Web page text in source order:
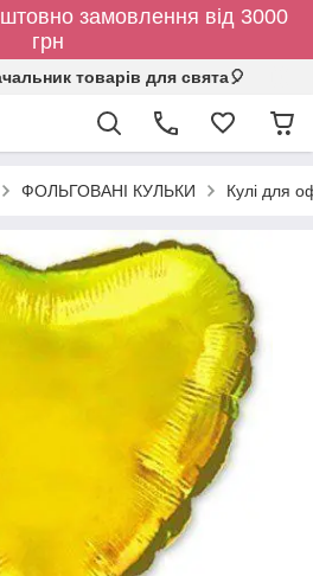
замовлення від 3000
грн
товарів для свята🎈
ФОЛЬГОВАНІ КУЛЬКИ Кулі для